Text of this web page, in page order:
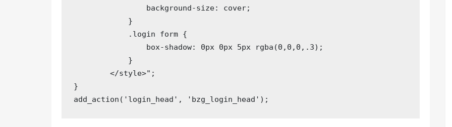
                background-size: cover;
            }
            .login form {
                box-shadow: 0px 0px 5px rgba(0,0,0,.3);
            }
        </style>"
;
}
add_action( 'login_head' , 'bzg_login_head' );